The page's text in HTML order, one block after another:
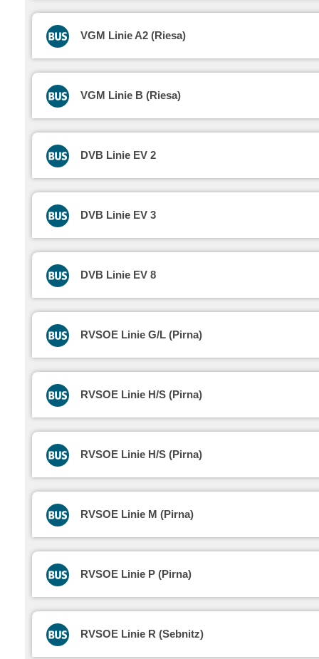
VGM Linie A2 (Riesa)
VGM Linie B (Riesa)
DVB Linie EV 2
DVB Linie EV 3
DVB Linie EV 8
RVSOE Linie G/L (Pirna)
RVSOE Linie H/S (Pirna)
RVSOE Linie H/S (Pirna)
RVSOE Linie M (Pirna)
RVSOE Linie P (Pirna)
RVSOE Linie R (Sebnitz)